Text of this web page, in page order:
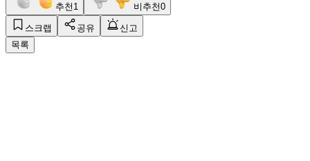
추천 1 비추천0
스크랩 공유
신고
목록